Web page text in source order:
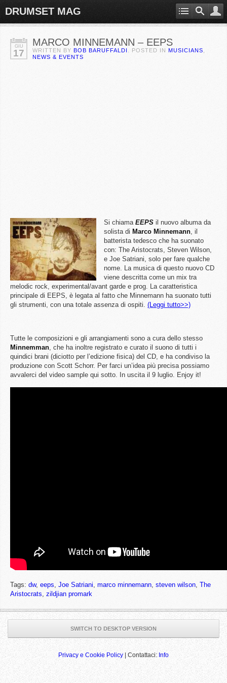
DRUMSET MAG
GIU
17
MARCO MINNEMANN – EEPS
WRITTEN BY BOB BARUFFALDI . POSTED IN MUSICIANS
NEWS & EVENTS
Si chiama EEPS il nuovo albuma da
solista di Marco Minnemann, il
batterista tedesco che ha suonato
con: The Aristocrats, Steven Wilson,
e Joe Satriani, solo per fare qualche
nome. La musica di questo nuovo CD
viene descritta come un mix tra
melodic rock, experimental/avant garde e prog. La caratteristica
principale di EEPS, è legata al fatto che Minnemann ha suonato tutti
gli strumenti, con una totale assenza di ospiti. (Leggi tutto>>)
Tutte le composizioni e gli arrangiamenti sono a cura dello stesso
Minnemman, che ha inoltre registrato e curato il suono di tutti i
quindici brani (diciotto per l’edizione fisica) del CD, e ha condiviso la
produzione con Scott Schorr. Per farci un’idea più precisa possiamo
avvalerci del video sample qui sotto. In uscita il 9 luglio. Enjoy it!
Tags: dw, eeps, Joe Satriani, marco minnemann, steven wilson, The
Aristocrats, zildjian promark
SWITCH TO DESKTOP VERSION
Privacy e Cookie Policy | Contattaci: Info